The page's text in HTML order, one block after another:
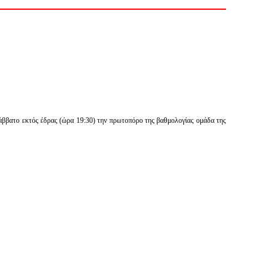
εκτός έδρας (ώρα 19:30) την πρωτοπόρο της βαθμολογίας ομάδα της